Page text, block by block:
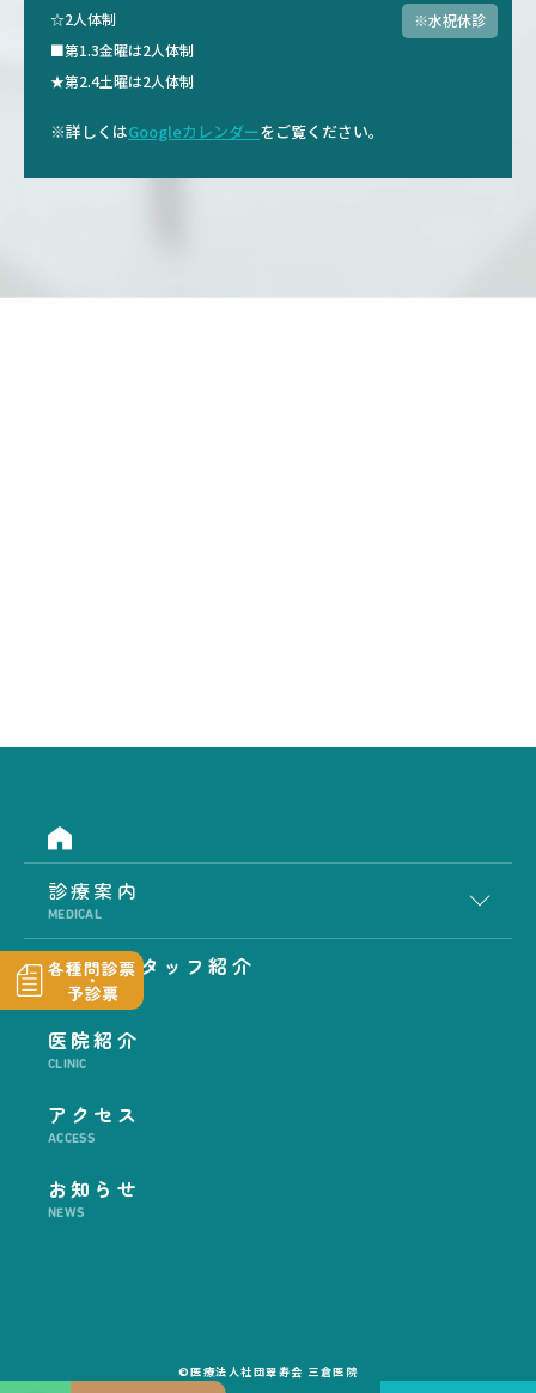
☆2人体制
■第1.3金曜は2人体制
★第2.4土曜は2人体制
※水祝休診
※詳しくはGoogleカレンダーをご覧ください。
診療案内
MEDICAL
医師・スタッフ紹介
STAFF
医院紹介
CLINIC
アクセス
ACCESS
お知らせ
NEWS
©医療法人社団翠寿会 三倉医院